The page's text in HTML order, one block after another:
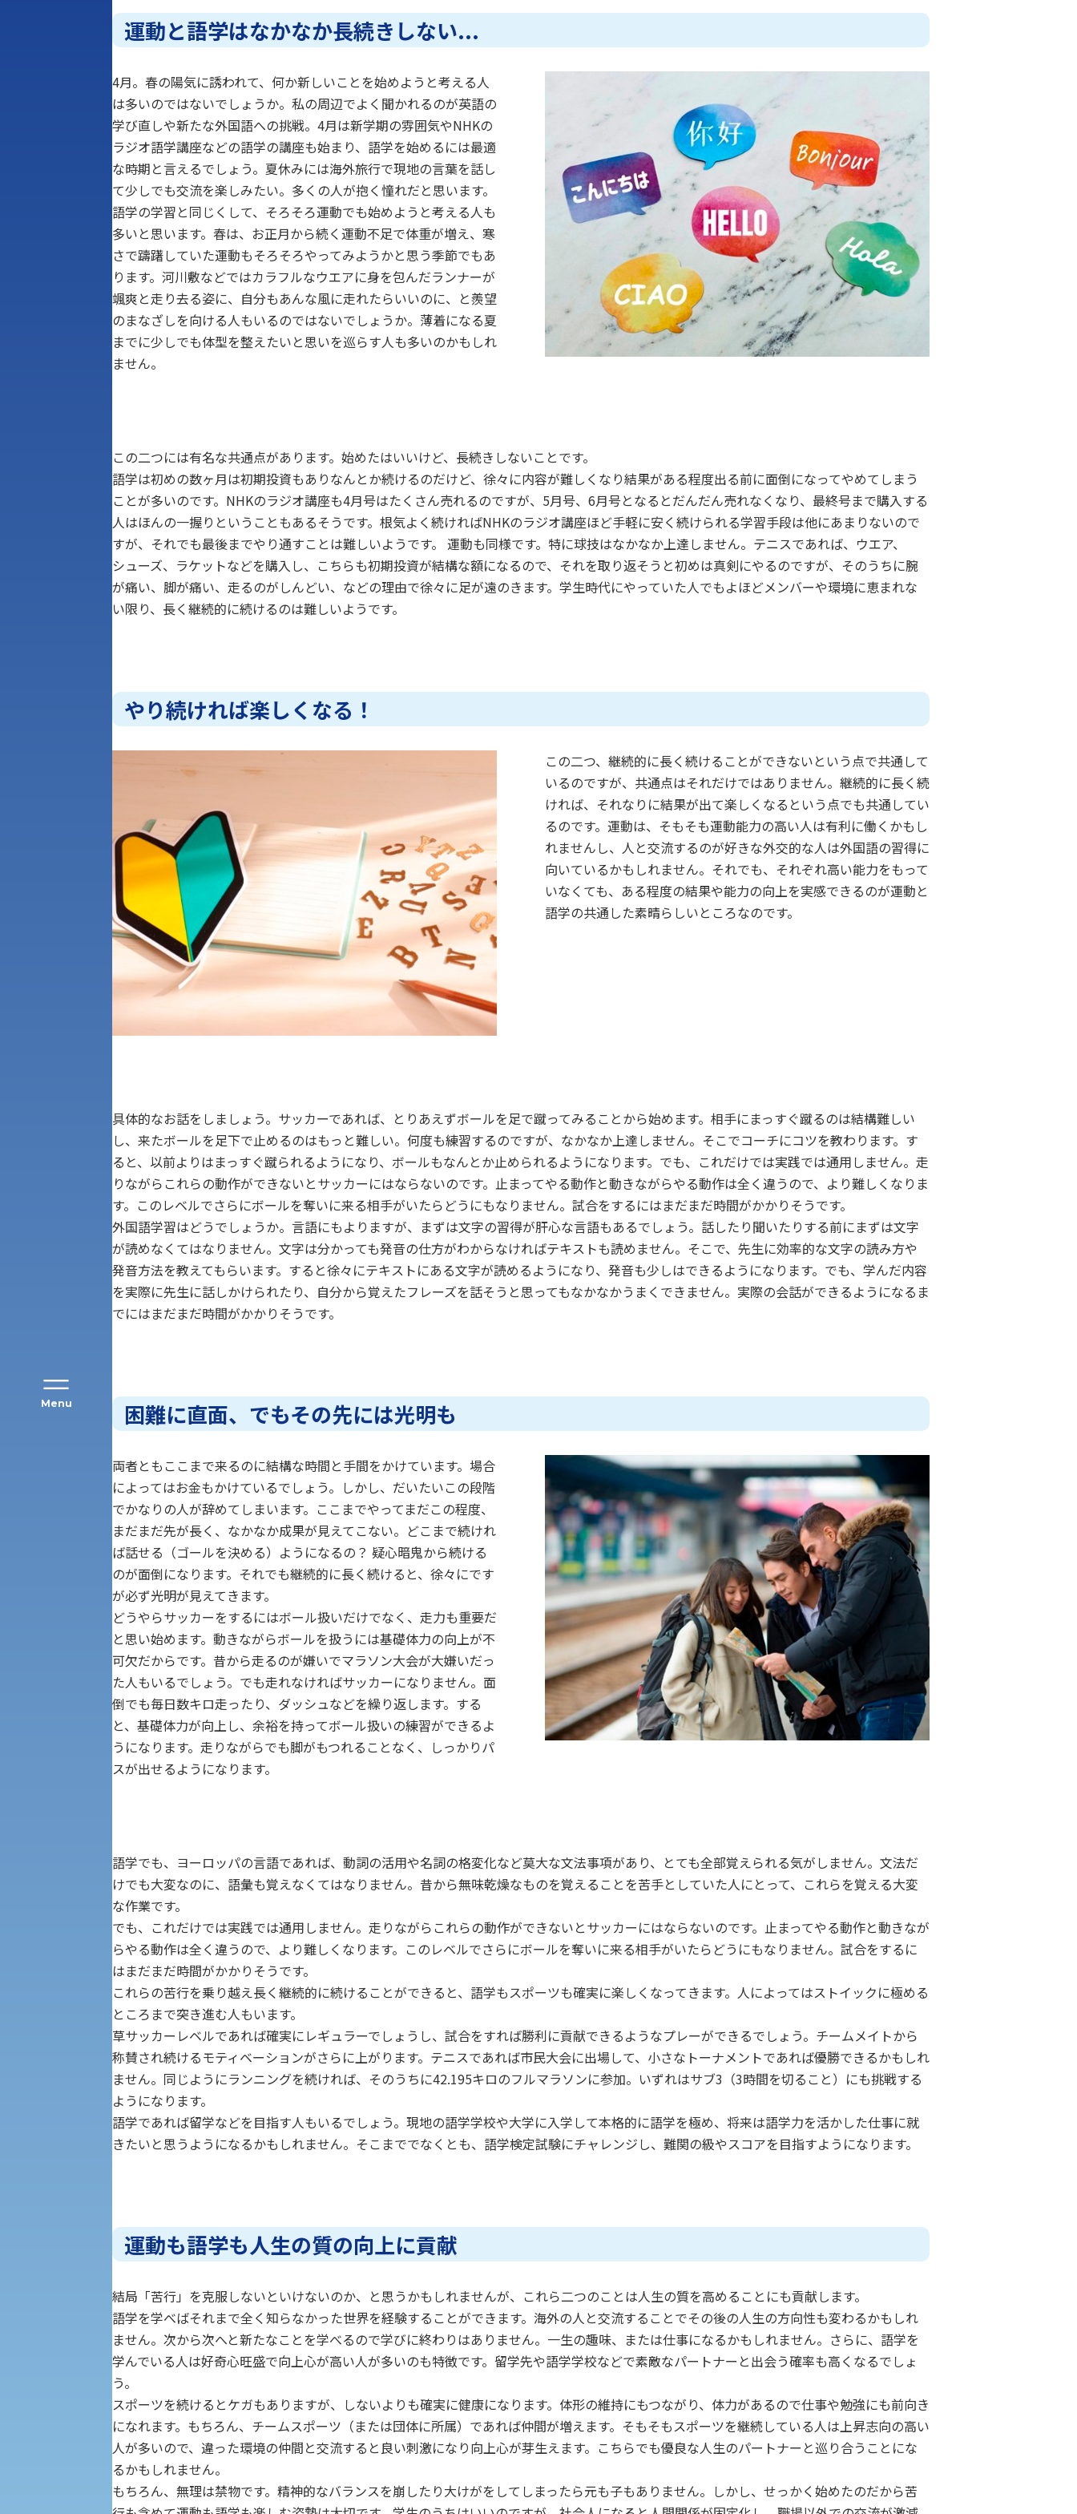
Menu
アクセス 資料請求 お問い合わせ
一般選抜入試［中期日程］
共通テスト利用入試[前期][後期]
専門学科等対象公募推薦入試
入学試験要項・出願書類
修学支援制度の申請手続き
科目等履修生・聴講生募集
キャンパス・施設の見学について
障害学生教育支援センター
KSU-EAP（正課外活動プログラム）
植物科学研究センター
生態系サービス研究センター
京都産業大学 × SDGs
運動と語学はなかなか長続きしない...
4月。春の陽気に誘われて、何か新しいことを始めようと考える人
は多いのではないでしょうか。私の周辺でよく聞かれるのが英語の
学び直しや新たな外国語への挑戦。4月は新学期の雰囲気やNHKの
ラジオ語学講座などの語学の講座も始まり、語学を始めるには最適
な時期と言えるでしょう。夏休みには海外旅行で現地の言葉を話し
て少しでも交流を楽しみたい。多くの人が抱く憧れだと思います。
語学の学習と同じくして、そろそろ運動でも始めようと考える人も
多いと思います。春は、お正月から続く運動不足で体重が増え、寒
さで躊躇していた運動もそろそろやってみようかと思う季節でもあ
ります。河川敷などではカラフルなウエアに身を包んだランナーが
颯爽と走り去る姿に、自分もあんな風に走れたらいいのに、と羨望
のまなざしを向ける人もいるのではないでしょうか。薄着になる夏
までに少しでも体型を整えたいと思いを巡らす人も多いのかもしれ
ません。
この二つには有名な共通点があります。始めたはいいけど、長続きしないことです。
語学は初めの数ヶ月は初期投資もありなんとか続けるのだけど、徐々に内容が難しくなり結果がある程度出る前に面倒になってやめてしまう
ことが多いのです。NHKのラジオ講座も4月号はたくさん売れるのですが、5月号、6月号となるとだんだん売れなくなり、最終号まで購入する
人はほんの一握りということもあるそうです。根気よく続ければNHKのラジオ講座ほど手軽に安く続けられる学習手段は他にあまりないので
すが、それでも最後までやり通すことは難しいようです。 運動も同様です。特に球技はなかなか上達しません。テニスであれば、ウエア、
シューズ、ラケットなどを購入し、こちらも初期投資が結構な額になるので、それを取り返そうと初めは真剣にやるのですが、そのうちに腕
が痛い、脚が痛い、走るのがしんどい、などの理由で徐々に足が遠のきます。学生時代にやっていた人でもよほどメンバーや環境に恵まれな
い限り、長く継続的に続けるのは難しいようです。
やり続ければ楽しくなる！
この二つ、継続的に長く続けることができないという点で共通して
いるのですが、共通点はそれだけではありません。継続的に長く続
ければ、それなりに結果が出て楽しくなるという点でも共通してい
るのです。運動は、そもそも運動能力の高い人は有利に働くかもし
れませんし、人と交流するのが好きな外交的な人は外国語の習得に
向いているかもしれません。それでも、それぞれ高い能力をもって
いなくても、ある程度の結果や能力の向上を実感できるのが運動と
語学の共通した素晴らしいところなのです。
具体的なお話をしましょう。サッカーであれば、とりあえずボールを足で蹴ってみることから始めます。相手にまっすぐ蹴るのは結構難しい
し、来たボールを足下で止めるのはもっと難しい。何度も練習するのですが、なかなか上達しません。そこでコーチにコツを教わります。す
ると、以前よりはまっすぐ蹴られるようになり、ボールもなんとか止められるようになります。でも、これだけでは実践では通用しません。走
りながらこれらの動作ができないとサッカーにはならないのです。止まってやる動作と動きながらやる動作は全く違うので、より難しくなりま
す。このレベルでさらにボールを奪いに来る相手がいたらどうにもなりません。試合をするにはまだまだ時間がかかりそうです。
外国語学習はどうでしょうか。言語にもよりますが、まずは文字の習得が肝心な言語もあるでしょう。話したり聞いたりする前にまずは文字
が読めなくてはなりません。文字は分かっても発音の仕方がわからなければテキストも読めません。そこで、先生に効率的な文字の読み方や
発音方法を教えてもらいます。すると徐々にテキストにある文字が読めるようになり、発音も少しはできるようになります。でも、学んだ内容
を実際に先生に話しかけられたり、自分から覚えたフレーズを話そうと思ってもなかなかうまくできません。実際の会話ができるようになるま
でにはまだまだ時間がかかりそうです。
困難に直面、でもその先には光明も
両者ともここまで来るのに結構な時間と手間をかけています。場合
によってはお金もかけているでしょう。しかし、だいたいこの段階
でかなりの人が辞めてしまいます。ここまでやってまだこの程度、
まだまだ先が長く、なかなか成果が見えてこない。どこまで続けれ
ば話せる（ゴールを決める）ようになるの？ 疑心暗鬼から続ける
のが面倒になります。それでも継続的に長く続けると、徐々にです
が必ず光明が見えてきます。
どうやらサッカーをするにはボール扱いだけでなく、走力も重要だ
と思い始めます。動きながらボールを扱うには基礎体力の向上が不
可欠だからです。昔から走るのが嫌いでマラソン大会が大嫌いだっ
た人もいるでしょう。でも走れなければサッカーになりません。面
倒でも毎日数キロ走ったり、ダッシュなどを繰り返します。する
と、基礎体力が向上し、余裕を持ってボール扱いの練習ができるよ
うになります。走りながらでも脚がもつれることなく、しっかりパ
スが出せるようになります。
語学でも、ヨーロッパの言語であれば、動詞の活用や名詞の格変化など莫大な文法事項があり、とても全部覚えられる気がしません。文法だ
けでも大変なのに、語彙も覚えなくてはなりません。昔から無味乾燥なものを覚えることを苦手としていた人にとって、これらを覚える大変
な作業です。
でも、これだけでは実践では通用しません。走りながらこれらの動作ができないとサッカーにはならないのです。止まってやる動作と動きなが
らやる動作は全く違うので、より難しくなります。このレベルでさらにボールを奪いに来る相手がいたらどうにもなりません。試合をするに
はまだまだ時間がかかりそうです。
これらの苦行を乗り越え長く継続的に続けることができると、語学もスポーツも確実に楽しくなってきます。人によってはストイックに極める
ところまで突き進む人もいます。
草サッカーレベルであれば確実にレギュラーでしょうし、試合をすれば勝利に貢献できるようなプレーができるでしょう。チームメイトから
称賛され続けるモティベーションがさらに上がります。テニスであれば市民大会に出場して、小さなトーナメントであれば優勝できるかもしれ
ません。同じようにランニングを続ければ、そのうちに42.195キロのフルマラソンに参加。いずれはサブ3（3時間を切ること）にも挑戦する
ようになります。
語学であれば留学などを目指す人もいるでしょう。現地の語学学校や大学に入学して本格的に語学を極め、将来は語学力を活かした仕事に就
きたいと思うようになるかもしれません。そこまででなくとも、語学検定試験にチャレンジし、難関の級やスコアを目指すようになります。
運動も語学も人生の質の向上に貢献
結局「苦行」を克服しないといけないのか、と思うかもしれませんが、これら二つのことは人生の質を高めることにも貢献します。
語学を学べばそれまで全く知らなかった世界を経験することができます。海外の人と交流することでその後の人生の方向性も変わるかもしれ
ません。次から次へと新たなことを学べるので学びに終わりはありません。一生の趣味、または仕事になるかもしれません。さらに、語学を
学んでいる人は好奇心旺盛で向上心が高い人が多いのも特徴です。留学先や語学学校などで素敵なパートナーと出会う確率も高くなるでしょ
う。
スポーツを続けるとケガもありますが、しないよりも確実に健康になります。体形の維持にもつながり、体力があるので仕事や勉強にも前向き
になれます。もちろん、チームスポーツ（または団体に所属）であれば仲間が増えます。そもそもスポーツを継続している人は上昇志向の高い
人が多いので、違った環境の仲間と交流すると良い刺激になり向上心が芽生えます。こちらでも優良な人生のパートナーと巡り合うことにな
るかもしれません。
もちろん、無理は禁物です。精神的なバランスを崩したり大けがをしてしまったら元も子もありません。しかし、せっかく始めたのだから苦